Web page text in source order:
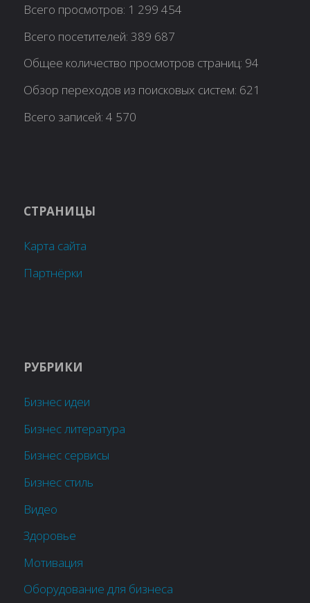
Всего просмотров: 1 299 454
Всего посетителей:389 687
Общее количество просмотров страниц: 94
Обзор переходов из поисковых систем: 621
Всего записей:4 570
СТРАНИЦЫ
Карта сайта
Партнёрки
РУБРИКИ
Бизнес идеи
Бизнес литература
Бизнес сервисы
Бизнес стиль
Видео
Здоровье
Мотивация
Оборудование для бизнеса